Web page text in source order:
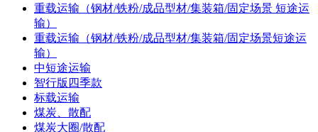
重载运输（钢材/铁粉/成品型材/集装箱/固定场景 短途运
输）
重载运输（钢材/铁粉/成品型材/集装箱/固定场景短途运
输）
中短途运输
智行版四季款
标载运输
煤炭、散配
煤炭大圈/散配